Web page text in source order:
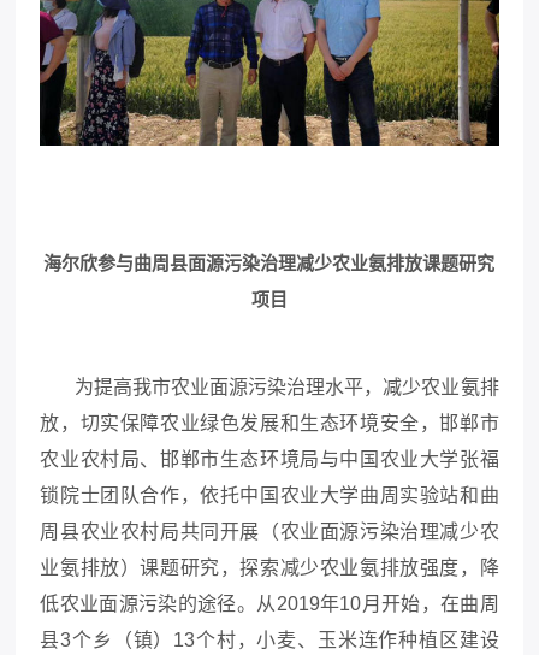
海尔欣参与曲周县面源污染治理减少农业氨排放课题研究
项目
为提高我市农业面源污染治理水平，减少农业氨排
放，切实保障农业绿色发展和生态环境安全，邯郸市
农业农村局、邯郸市生态环境局与中国农业大学张福
锁院士团队合作，依托中国农业大学曲周实验站和曲
周县农业农村局共同开展（农业面源污染治理减少农
业氨排放）课题研究，探索减少农业氨排放强度，降
低农业面源污染的途径。从2019年10月开始，在曲周
县3个乡（镇）13个村，小麦、玉米连作种植区建设